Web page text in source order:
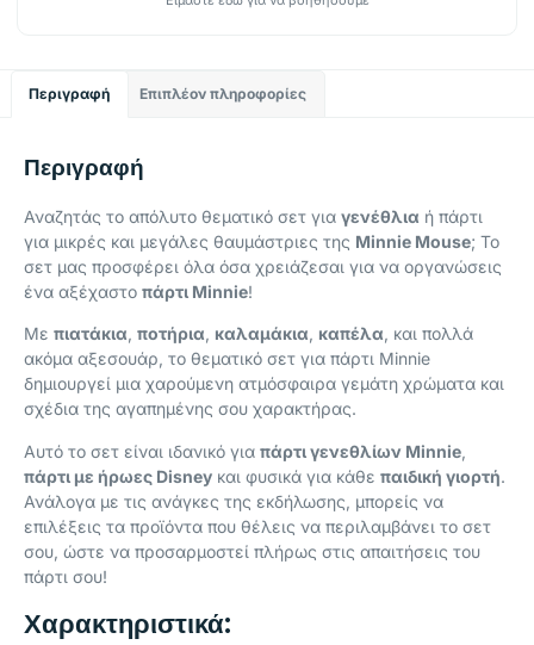
Περιγραφή Επιπλέον πληροφορίες
Περιγραφή
Αναζητάς το απόλυτο θεματικό σετ για γενέθλια ή πάρτι
για μικρές και μεγάλες θαυμάστριες της Minnie Mouse; Το
σετ μας προσφέρει όλα όσα χρειάζεσαι για να οργανώσεις
ένα αξέχαστο πάρτι Minnie!
Με πιατάκια ποτήρια καλαμάκια καπέλα , και πολλά
ακόμα αξεσουάρ, το θεματικό σετ για πάρτι Minnie
δημιουργεί μια χαρούμενη ατμόσφαιρα γεμάτη χρώματα και
σχέδια της αγαπημένης σου χαρακτήρας.
Αυτό το σετ είναι ιδανικό για πάρτι γενεθλίων Minnie
πάρτι με ήρωες Disney και φυσικά για κάθε παιδική γιορτή.
Ανάλογα με τις ανάγκες της εκδήλωσης, μπορείς να
επιλέξεις τα προϊόντα που θέλεις να περιλαμβάνει το σετ
σου, ώστε να προσαρμοστεί πλήρως στις απαιτήσεις του
πάρτι σου!
Χαρακτηριστικά: